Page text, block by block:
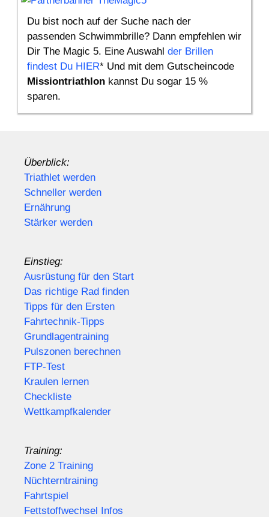
Du bist noch auf der Suche nach der
passenden Schwimmbrille? Dann empfehlen wir
Dir The Magic 5. Eine Auswahl der Brillen
findest Du HIER* Und mit dem Gutscheincode
Missiontriathlon kannst Du sogar 15 %
sparen.
Überblick:
Triathlet werden
Schneller werden
Ernährung
Stärker werden
Einstieg:
Ausrüstung für den Start
Das richtige Rad finden
Tipps für den Ersten
Fahrtechnik-Tipps
Grundlagentraining
Pulszonen berechnen
FTP-Test
Kraulen lernen
Checkliste
Wettkampfkalender
Training:
Zone 2 Training
Nüchterntraining
Fahrtspiel
Fettstoffwechsel Infos